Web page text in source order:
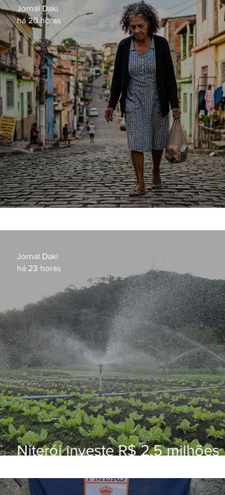
Jornal Daki
há 20 horas
Niterói investe R$ 2,5 milhões
familiar para merenda escolar
Jornal Daki
há 23 horas